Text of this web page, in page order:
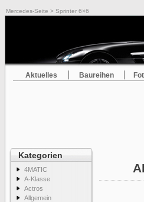
Mercedes-Seite > Sprinter 6×6
Aktuelles Baureihen
Kategorien
4MATIC
A-Klasse
Actros
Allgemein